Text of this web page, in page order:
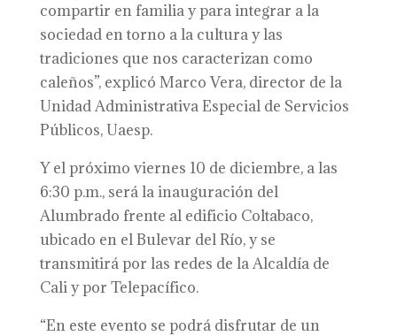
compartir en familia y para integrar a la
sociedad en torno a la cultura y las
tradiciones que nos caracterizan como
caleños”, explicó Marco Vera, director de la
Unidad Administrativa Especial de Servicios
Públicos, Uaesp.
Y el próximo viernes 10 de diciembre, a las
6:30 p.m., será la inauguración del
Alumbrado frente al edificio Coltabaco,
ubicado en el Bulevar del Río, y se
transmitirá por las redes de la Alcaldía de
Cali y por Telepacífico.
“En este evento se podrá disfrutar de un